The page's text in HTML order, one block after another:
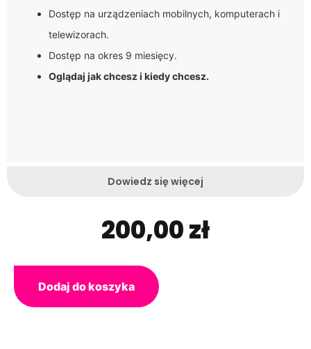
Dostęp na urządzeniach mobilnych, komputerach i
telewizorach.
Dostęp na okres 9 miesięcy.
Oglądaj jak chcesz i kiedy chcesz.
Dowiedz się więcej
200,00zł
Dodaj do koszyka